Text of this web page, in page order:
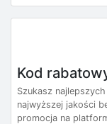
Kod
Szukasz
najwyższej jakości
promocja na